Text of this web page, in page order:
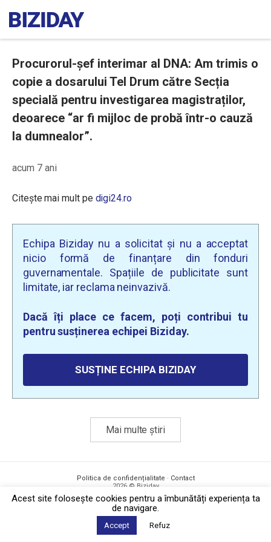
Procurorul-șef interimar al DNA: Am trimis o
copie a dosarului Tel Drum către Secția
specială pentru investigarea magistraților,
deoarece “ar fi mijloc de probă într-o cauză
la dumnealor”.
acum 7 ani
Citește mai mult pe digi24.ro
Echipa Biziday nu a solicitat și nu a acceptat
nicio formă de finanțare din fonduri
guvernamentale. Spațiile de publicitate sunt
limitate, iar reclama neinvazivă.
Dacă îți place ce facem, poți contribui tu
pentru susținerea echipei Biziday.
SUSȚINE ECHIPA BIZIDAY
Mai multe știri
Politica de confidențialitate · Contact
2026 © Biziday
Acest site foloseşte cookies pentru a îmbunătăți experiența ta
de navigare.
Accept Refuz